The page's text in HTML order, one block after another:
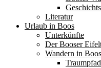
Literatur
Urlaub in Boos
Unterkünfte
Der Booser
Wandern in Boos
Traumpfad